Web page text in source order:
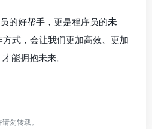
的好帮手，更是程序员的未
式，会让我们更加高效、更加
能拥抱未来。
勿转载。